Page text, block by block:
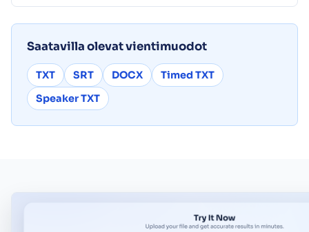
Saatavilla olevat vientimuodot
TXT SRT DOCX
Timed TXT
Speaker TXT